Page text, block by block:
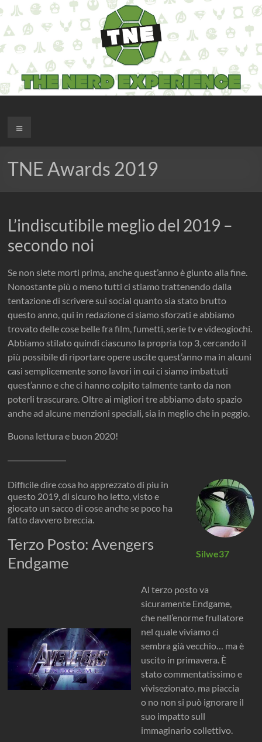
Salta
al
contenuto
The Nerd Experience
Menu
TNE Awards 2019
L’indiscutibile meglio del 2019 –
secondo noi
Se non siete morti prima, anche quest’anno è giunto alla fine.
Nonostante più o meno tutti ci stiamo trattenendo dalla
tentazione di scrivere sui social quanto sia stato brutto
questo anno, qui in redazione ci siamo sforzati e abbiamo
trovato delle cose belle fra film, fumetti, serie tv e videogiochi.
Abbiamo stilato quindi ciascuno la propria top 3, cercando il
più possibile di riportare opere uscite quest’anno ma in alcuni
casi semplicemente sono lavori in cui ci siamo imbattuti
quest’anno e che ci hanno colpito talmente tanto da non
poterli trascurare. Oltre ai migliori tre abbiamo dato spazio
anche ad alcune menzioni speciali, sia in meglio che in peggio.
Buona lettura e buon 2020!
Silwe37
Difficile dire cosa ho apprezzato di piu in
questo 2019, di sicuro ho letto, visto e
giocato un sacco di cose anche se poco ha
fatto davvero breccia.
Terzo Posto: Avengers
Endgame
Al terzo posto va
sicuramente Endgame,
che nell’enorme frullatore
nel quale viviamo ci
sembra già vecchio… ma è
uscito in primavera. È
stato commentatissimo e
vivisezionato, ma piaccia
o no non si può ignorare il
suo impatto sull
immaginario collettivo.